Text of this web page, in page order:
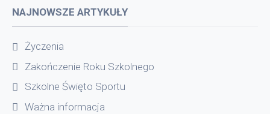
NAJNOWSZE ARTYKUŁY
Życzenia
Zakończenie Roku Szkolnego
Szkolne Święto Sportu
Ważna informacja